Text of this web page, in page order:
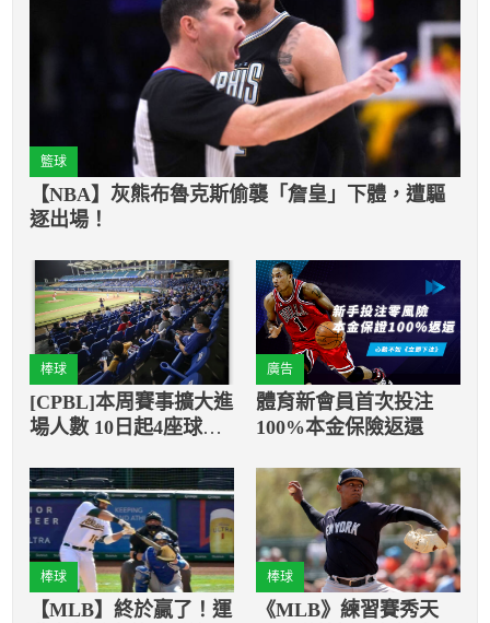
籃球
【NBA】灰熊布魯克斯偷襲「詹皇」下體，遭驅
逐出場！
棒球
[CPBL]本周賽事擴大進
場人數 10日起4座球場
廣告
體育新會員首次投注
100%本金保險返還
棒球
【MLB】終於贏了！運
棒球
《MLB》練習賽秀天